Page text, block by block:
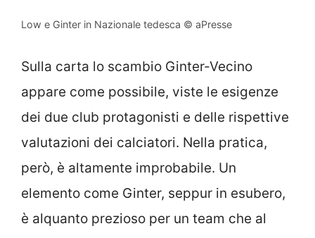
Low e Ginter in Nazionale tedesca © aPresse
Sulla carta lo scambio Ginter-Vecino
appare come possibile, viste le esigenze
dei due club protagonisti e delle rispettive
valutazioni dei calciatori. Nella pratica,
però, è altamente improbabile. Un
elemento come Ginter, seppur in esubero,
è alquanto prezioso per un team che al